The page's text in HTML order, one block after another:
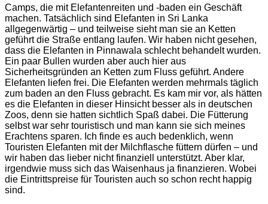
Camps, die mit Elefantenreiten und -baden ein Geschäft
machen. Tatsächlich sind Elefanten in Sri Lanka
allgegenwärtig – und teilweise sieht man sie an Ketten
geführt die Straße entlang laufen. Wir haben nicht gesehen,
dass die Elefanten in Pinnawala schlecht behandelt wurden.
Ein paar Bullen wurden aber auch hier aus
Sicherheitsgründen an Ketten zum Fluss geführt. Andere
Elefanten liefen frei. Die Elefanten werden mehrmals täglich
zum baden an den Fluss gebracht. Es kam mir vor, als hätten
es die Elefanten in dieser Hinsicht besser als in deutschen
Zoos, denn sie hatten sichtlich Spaß dabei. Die Fütterung
selbst war sehr touristisch und man kann sie sich meines
Erachtens sparen. Ich finde es auch bedenklich, wenn
Touristen Elefanten mit der Milchflasche füttern dürfen – und
wir haben das lieber nicht finanziell unterstützt. Aber klar,
irgendwie muss sich das Waisenhaus ja finanzieren. Wobei
die Eintrittspreise für Touristen auch so schon recht happig
sind.